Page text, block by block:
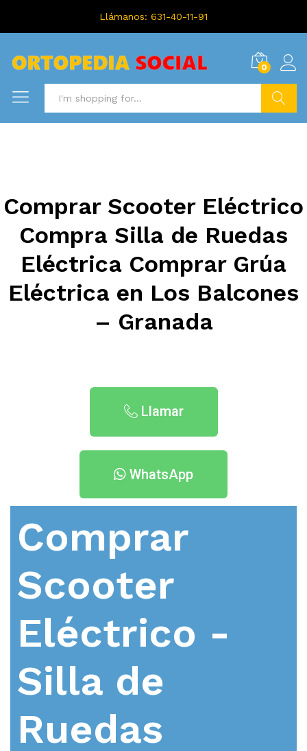
Llámanos: 631-40-11-91
0
Comprar Scooter Eléctrico
Compra Silla de Ruedas
Eléctrica Comprar Grúa
Eléctrica en Los Balcones
– Granada
Llamar
WhatsApp
Comprar
Scooter
Eléctrico -
Silla de
Ruedas